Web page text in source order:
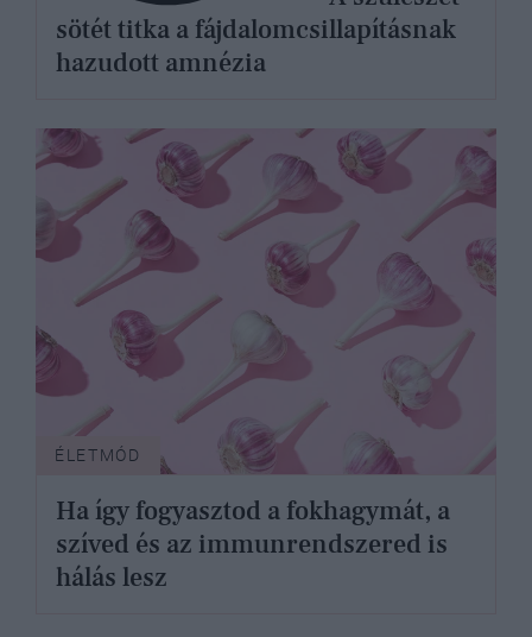
sötét titka a fájdalomcsillapításnak
hazudott amnézia
ÉLETMÓD
Ha így fogyasztod a fokhagymát, a
szíved és az immunrendszered is
hálás lesz